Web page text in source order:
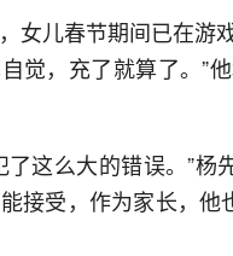
女儿春节期间已在游
觉，充了就算了。”
了这么大的错误。”
接受，作为家长，